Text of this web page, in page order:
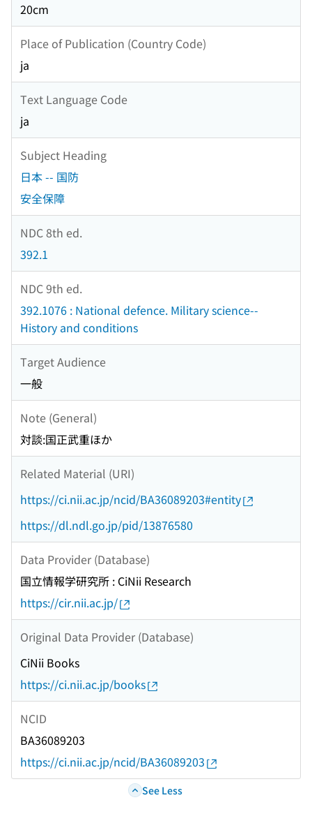
20cm
Place of Publication (Country Code)
ja
Text Language Code
ja
Subject Heading
日本 -- 国防
安全保障
NDC 8th ed.
392.1
NDC 9th ed.
392.1076 : National defence. Military science--
History and conditions
Target Audience
一般
Note (General)
対談:国正武重ほか
Related Material (URI)
https://ci.nii.ac.jp/ncid/BA36089203#entity
https://dl.ndl.go.jp/pid/13876580
Data Provider (Database)
国立情報学研究所 : CiNii Research
https://cir.nii.ac.jp/
Original Data Provider (Database)
CiNii Books
https://ci.nii.ac.jp/books
NCID
BA36089203
https://ci.nii.ac.jp/ncid/BA36089203
See Less